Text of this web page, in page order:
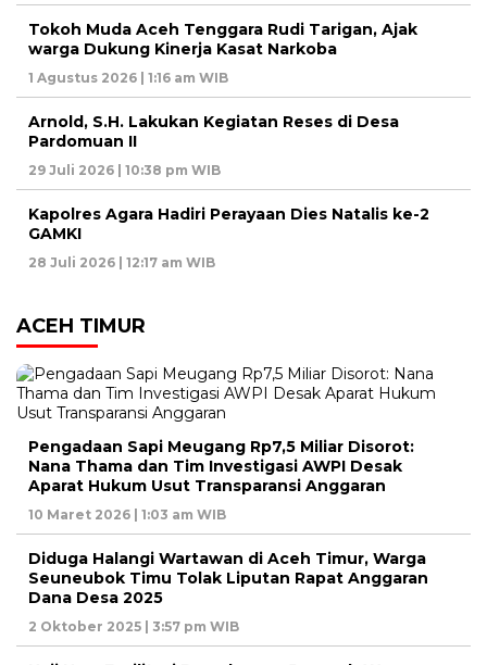
Tokoh Muda Aceh Tenggara Rudi Tarigan, Ajak
warga Dukung Kinerja Kasat Narkoba
1 Agustus 2026 | 1:16 am WIB
Arnold, S.H. Lakukan Kegiatan Reses di Desa
Pardomuan II
29 Juli 2026 | 10:38 pm WIB
Kapolres Agara Hadiri Perayaan Dies Natalis ke-2
GAMKI
28 Juli 2026 | 12:17 am WIB
ACEH TIMUR
Pengadaan Sapi Meugang Rp7,5 Miliar Disorot:
Nana Thama dan Tim Investigasi AWPI Desak
Aparat Hukum Usut Transparansi Anggaran
10 Maret 2026 | 1:03 am WIB
Diduga Halangi Wartawan di Aceh Timur, Warga
Seuneubok Timu Tolak Liputan Rapat Anggaran
Dana Desa 2025
2 Oktober 2025 | 3:57 pm WIB